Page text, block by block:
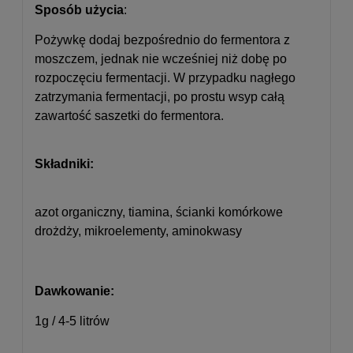
Sposób użycia:
Pożywkę dodaj bezpośrednio do fermentora z
moszczem, jednak nie wcześniej niż dobę po
rozpoczęciu fermentacji. W przypadku nagłego
zatrzymania fermentacji, po prostu wsyp całą
zawartość saszetki do fermentora.
Składniki:
azot organiczny, tiamina, ścianki komórkowe
drożdży, mikroelementy, aminokwasy
Dawkowanie:
1g / 4-5 litrów